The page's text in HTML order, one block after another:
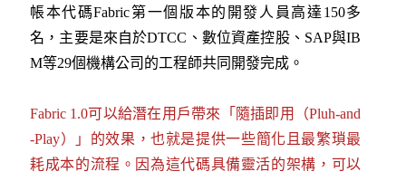
帳本代碼Fabric第一個版本的開發人員高達150多
名，主要是來自於DTCC、數位資產控股、SAP與IB
M等29個機構公司的工程師共同開發完成。
Fabric 1.0可以給潛在用戶帶來「隨插即用（Pluh-and
-Play）」的效果，也就是提供一些簡化且最繁瑣最
耗成本的流程。因為這代碼具備靈活的架構，可以